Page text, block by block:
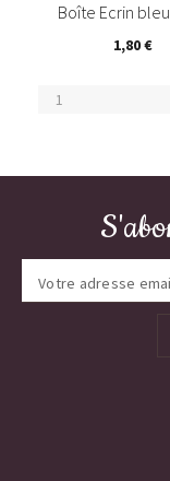
Boîte Ecrin
1,80 €